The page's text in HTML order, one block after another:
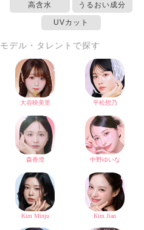
高含水 うるおい成分
UVカット
モデル・タレントで探す